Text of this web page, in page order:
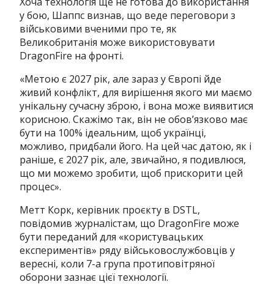
у бою, Шаппс визнав, що веде переговори з
військовими вченими про те, як
Великобританія може використовувати
DragonFire на фронті.
«Метою є 2027 рік, але зараз у Європі йде
живий конфлікт, для вирішення якого ми маємо
унікальну сучасну зброю, і вона може виявитися
корисною. Скажімо так, він не обов’язково має
бути на 100% ідеальним, щоб українці,
можливо, придбали його. На цей час датою, як і
раніше, є 2027 рік, але, звичайно, я подивлюся,
що ми можемо зробити, щоб прискорити цей
процес».
Метт Корк, керівник проєкту в DSTL,
повідомив журналістам, що DragonFire може
бути переданий для «користувацьких
експериментів» ряду військовослужбовців у
вересні, коли 7-а група протиповітряної
оборони зазнає цієї технології.